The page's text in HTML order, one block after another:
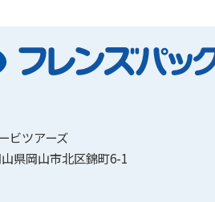
ビツアーズ
県岡山市北区錦町6-1